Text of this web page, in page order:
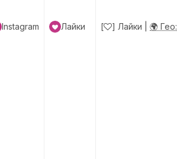
Instagram Лайки [ ] Лайки | 🌍 Гео: